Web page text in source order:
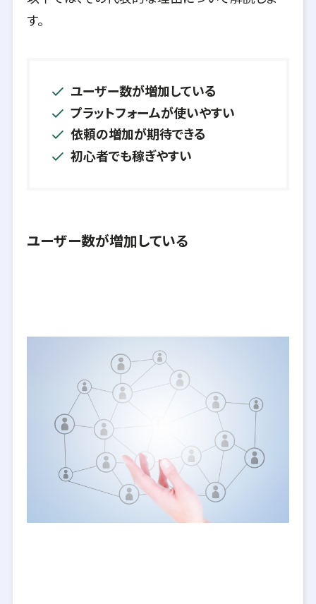
す。
ユーザー数が増加している
プラットフォームが使いやすい
依頼の増加が期待できる
初心者でも稼ぎやすい
ユーザー数が増加している